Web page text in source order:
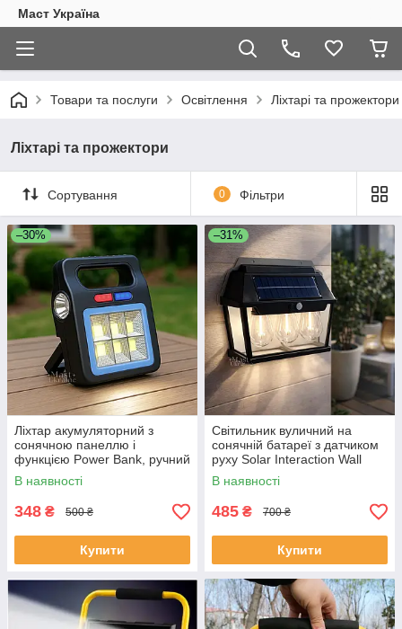
Маст Україна
Товари та послуги Освітлення Ліхтарі та прожектори
Ліхтарі та прожектори
Сортування 0 Фільтри
–30%
Ліхтар акумуляторний з
сонячною панеллю і
функцією Power Bank, ручний
ліхтар-прожектор з USB
зарядкою, YX-605-Black
В наявності
348 ₴ 500 ₴
Купити
–31%
Світильник вуличний на
сонячній батареї з датчиком
руху Solar Interaction Wall
Lamp, настінний автономний
LED-ліхтар, HW-999-3W
В наявності
485 ₴ 700 ₴
Купити